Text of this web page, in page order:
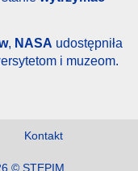
, NASA udostępniła
i muzeom.
Kontakt
© STEPIM